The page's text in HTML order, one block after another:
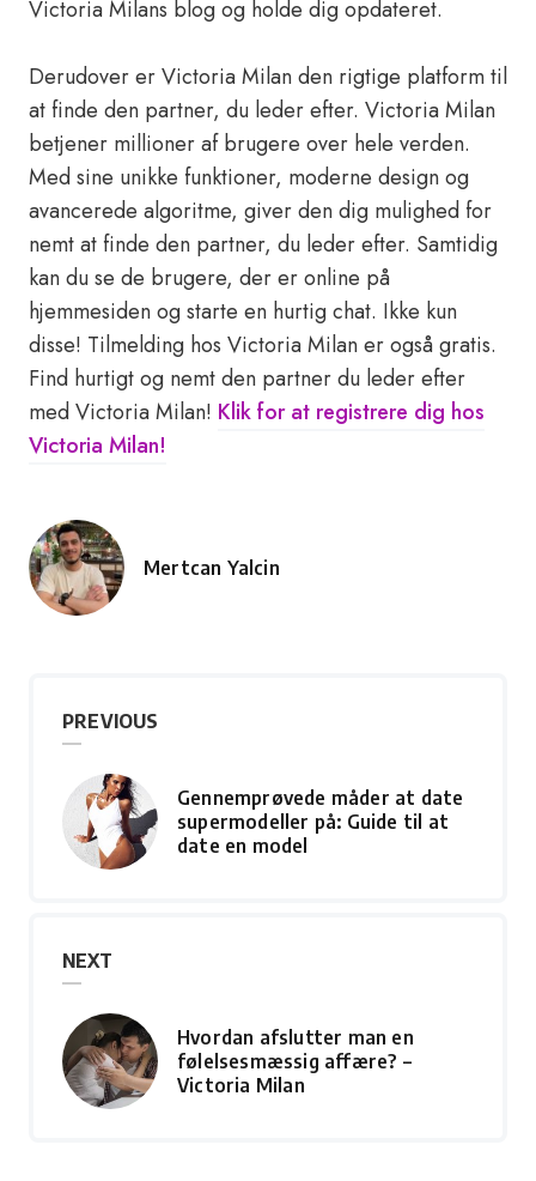
Victoria Milans blog og holde dig opdateret.
Derudover er Victoria Milan den rigtige platform til
at finde den partner, du leder efter. Victoria Milan
betjener millioner af brugere over hele verden.
Med sine unikke funktioner, moderne design og
avancerede algoritme, giver den dig mulighed for
nemt at finde den partner, du leder efter. Samtidig
kan du se de brugere, der er online på
hjemmesiden og starte en hurtig chat. Ikke kun
disse! Tilmelding hos Victoria Milan er også gratis.
Find hurtigt og nemt den partner du leder efter
med Victoria Milan! Klik for at registrere dig hos
Victoria Milan!
Posted
Mertcan Yalcin
PREVIOUS
Gennemprøvede måder at date
supermodeller på: Guide til at
date en model
NEXT
Hvordan afslutter man en
følelsesmæssig affære? –
Victoria Milan